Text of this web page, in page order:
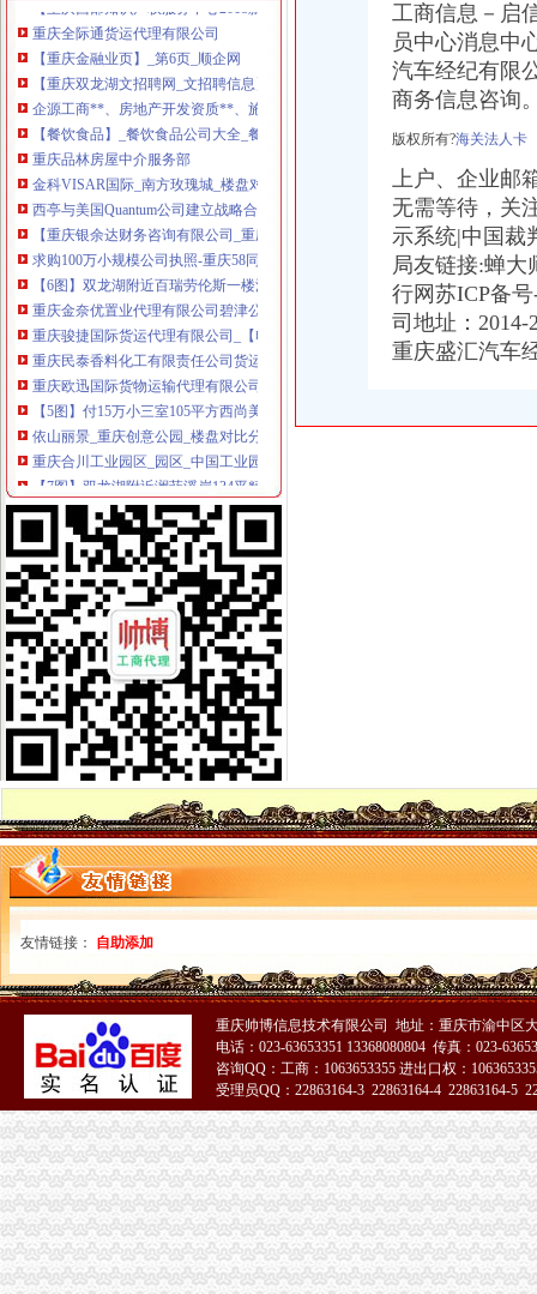
重庆全际通货运代理有限公司
【重庆金融业页】_第6页_顺企网
【重庆双龙湖文招聘网_文招聘信息】-重庆智联招聘
企源工商**、房地产开发资质**、施工企业入备案重庆专项审批今题网
【餐饮食品】_餐饮食品公司大全_餐饮食品价格_顺企网
重庆品林房屋中介服务部
金科VISAR国际_南方玫瑰城_楼盘对比分析-重庆乐居
西亭与美国Quantum公司建立战略合作伙伴关系重庆公司注册今题网
【重庆银余达财务咨询有限公司_重庆银余达财务咨询有限公司】-公司
求购100万小规模公司执照-重庆58同城
【6图】双龙湖附近百瑞劳伦斯一楼洋房169平精装四室110万,-许昌
重庆金奈优置业代理有限公司碧津公园经营部_【电话地址_招聘信息_
重庆骏捷国际货运代理有限公司_【电话地址_招聘信息_注册信息_信用
重庆民泰香料化工有限责任公司货运代理分公司_【信用信息_诉讼信息
重庆欧迅国际货物运输代理有限公司_【电话地址_招聘信息_注册信息_
【5图】付15万小三室105平方西尚美,县保健院附近,双龙湖,-许
依山丽景_重庆创意公园_楼盘对比分析-重庆乐居
重庆合川工业园区_园区_中国工业园网
【7图】双龙湖附近澜菲溪岸134平精装3室中间楼层可按揭,许昌魏
丁字路口及观音岩片区拆迁项目招标公告_中国招标网_重庆市招标
双凤桥街道旧房改造片区拆迁项目招标公告_中国招标网_重庆市招标
三圣材：重庆天元律师事务所关于公司次公开发行股票并上市的补
【月均8000招房产销售,重庆市大泽置业代理有限公司双龙分店招聘】
重庆三圣种建材股份有限公司重庆天元律师事务所关于公司次公开
重庆利洋汽车经纪有限公司第一分部联系方式_信用报告_工商信息-启
重庆盛汇汽车经纪有限公司联系方式_信用报告_工商信息-启信宝
重庆盛汇汽车经纪有限公司_工商信息_电话_地址_信用信息_财务信息
【重庆利洋汽车经纪有限公司第二分部工商信息】-阿土伯工商信息查询
办事儿网本地生活服务本地服务分类需求信息_办事儿网
【图】重庆公司注册营业执照验资记帐报税等服务_重庆工商注册_重
重庆社保、养老、……新消息！你关心的问题全都在这里！_搜
足球节_今日早报
【图】低价代办营业执照_重庆工商注册_重庆列表网
双龙湖专利注册_双龙湖代理-双龙湖易登网
【等培训】_等培训厂家页_等培训价格_第4页_顺企网
双龙湖公司注册_双龙湖内资公司注册_双龙湖外资公司注册-重庆易登网
重庆红旗河沟公司代办_列表网
重庆执照网上年审_列表网
重庆安龙财务咨询有限公司_全球企业库
重庆安龙财务咨询有限公司_全球企业库
【重庆双龙湖临时招聘网_临时招聘信息】-重庆智联招聘
重庆市二手房交易流程有哪些？
重庆不动产权证书办理费用-重庆本地宝
重庆市房地产业协会_百度百科
【2017年重庆西部知识产权服务中心新招聘信息_电话_地址】-赶集网
双龙湖代办营业执照
求购100万小规模公司执照-重庆58同城
重庆安龙财务咨询有限公司_全球企业库
双凤桥街道旧房改造片区拆迁项目招标公告_中国招标网_重庆市招标
丁字路口及观音岩片区拆迁项目招标公告_中国招标网_重庆市招标
办事儿网本地生活服务本地服务分类需求信息_办事儿网
工商信息－启
员中心消息中
汽车经纪有限
商务信息咨询
版权所有?海关法人卡
上户、企业邮
无需等待， 关
示系统|中国裁
局友链接:蝉大
行网苏ICP备
司地址：2014-
重庆盛汇汽车
友情链接： 自助添加
重庆帅博信息技术有限公司 地址：重庆市渝中区
电话：023-63653351 13368080804 传真：023-
咨询QQ：工商：1063653355 进出口权：
受理员QQ：22863164-3 22863164-4 22863164-5
51La